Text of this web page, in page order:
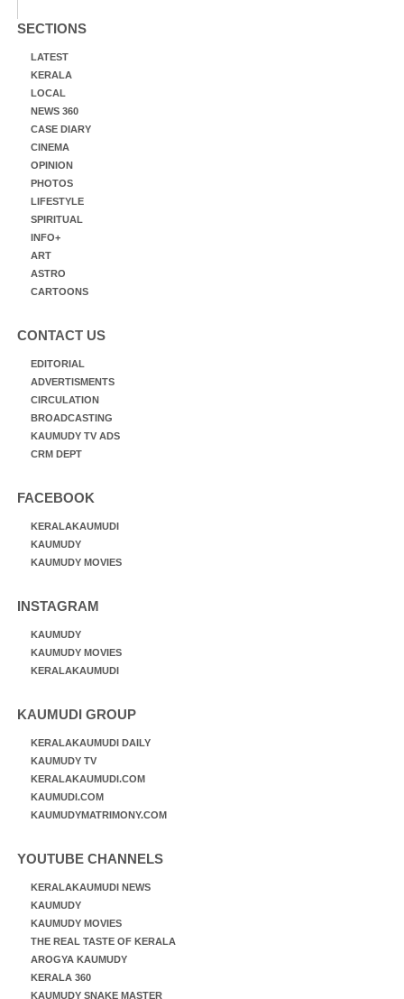
SECTIONS
LATEST
KERALA
LOCAL
NEWS 360
CASE DIARY
CINEMA
OPINION
PHOTOS
LIFESTYLE
SPIRITUAL
INFO+
ART
ASTRO
CARTOONS
CONTACT US
EDITORIAL
ADVERTISMENTS
CIRCULATION
BROADCASTING
KAUMUDY TV ADS
CRM DEPT
FACEBOOK
KERALAKAUMUDI
KAUMUDY
KAUMUDY MOVIES
INSTAGRAM
KAUMUDY
KAUMUDY MOVIES
KERALAKAUMUDI
KAUMUDI GROUP
KERALAKAUMUDI DAILY
KAUMUDY TV
KERALAKAUMUDI.COM
KAUMUDI.COM
KAUMUDYMATRIMONY.COM
YOUTUBE CHANNELS
KERALAKAUMUDI NEWS
KAUMUDY
KAUMUDY MOVIES
THE REAL TASTE OF KERALA
AROGYA KAUMUDY
KERALA 360
KAUMUDY SNAKE MASTER